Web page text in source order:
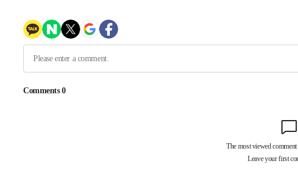
-1274초 전 >[속보] 노원서 40.1도 관측…서울, 2018년 이후 첫 40도
27분 전 >[속보]종합특검, '계엄 수용공간 확보' 신용해 前교정본부장 기소
46분 전 >외신들도 주목한 韓축구 파문…"국민적 공분에 수사 재개"
46분 전 >11시간 압수수색에 성접대 파문까지…'쑥대밭' 된 축구협회
1시간 전 >[속보]규제합리화위원회 부위원장에 김태유 서울대 공대 교수…이병태
[속보] 미 사업체, 일자리 7월에 2.3만 개 줄어…실업률은 4.1%로
[속보]이 대통령 "부동산 공급 기존 사고방식 매달리지 말고 과감히